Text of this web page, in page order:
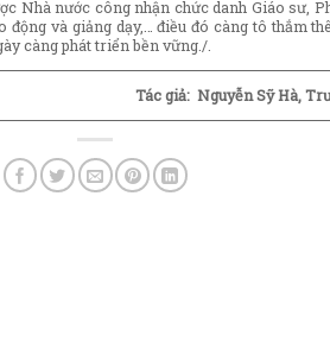
Nhà nước công nhận chức danh Giáo sư,
và giảng dạy,… điều đó càng tô thắm
càng phát triển bền vững./.
Tác giả: Nguyễn Sỹ Hà,